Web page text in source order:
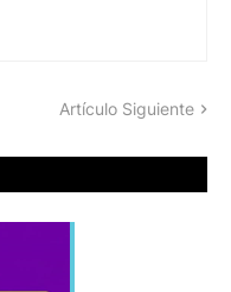
Artículo Siguiente